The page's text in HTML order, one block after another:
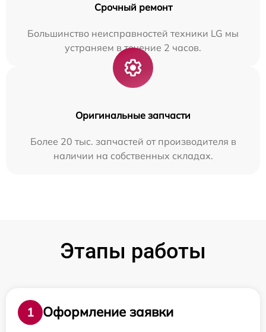
Срочный ремонт
Большинство неисправностей техники LG мы
устраняем в течение 2 часов.
Оригинальные запчасти
Более 20 тыс. запчастей от производителя в
наличии на собственных складах.
Этапы работы
1
Оформление заявки